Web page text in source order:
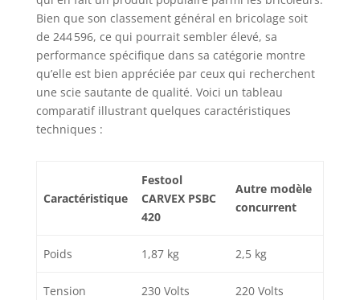
Bien que son classement général en bricolage soit
de 244 596, ce qui pourrait sembler élevé, sa
performance spécifique dans sa catégorie montre
qu’elle est bien appréciée par ceux qui recherchent
une scie sautante de qualité. Voici un tableau
comparatif illustrant quelques caractéristiques
techniques :
Caractéristique
Festool
CARVEX PSBC
420
Autre modèle
concurrent
Poids 1,87 kg 2,5 kg
Tension 230 Volts 220 Volts